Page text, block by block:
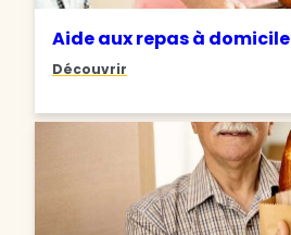
Aide aux repas à domicile
Découvrir